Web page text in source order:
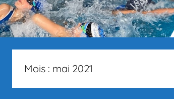
Mois : mai 2021